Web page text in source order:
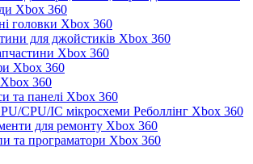
Xbox 360
головки Xbox 360
для джойстиків Xbox 360
Xbox 360
Xbox 360
360
та панелі Xbox 360
CPU/IC мікросхеми Реболлінг Xbox 360
для ремонту Xbox 360
та програматори Xbox 360